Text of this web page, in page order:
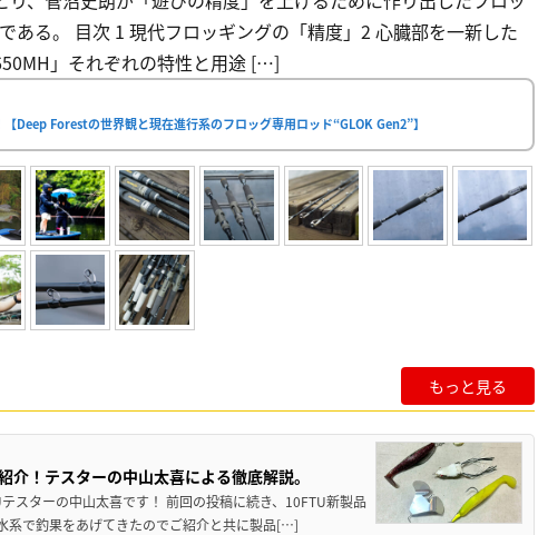
ある。 目次 1 現代フロッギングの「精度」2 心臓部を一新した
」それぞれの特性と用途 […]
Deep Forestの世界観と現在進行系のフロッグ専用ロッド“GLOK Gen2”】
もっと見る
！テスターの中山太喜による徹底解説。
スターの中山太喜です！ 前回の投稿に続き、10FTU新製品
系で釣果をあげてきたのでご紹介と共に製品[…]